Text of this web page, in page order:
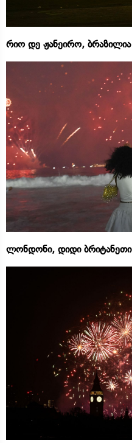
რიო დე ჟანეირო, ბრაზილია
ლონდონი, დიდი ბრიტანეთი